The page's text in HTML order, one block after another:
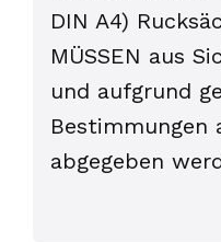
DIN A4)
MÜSSEN aus
und aufgrund
Bestimmungen
abgegeben